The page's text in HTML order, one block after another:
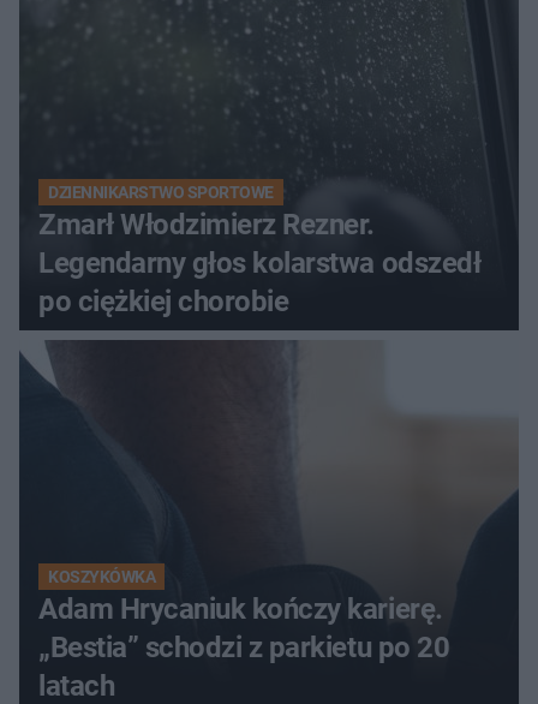
DZIENNIKARSTWO SPORTOWE
Zmarł Włodzimierz Rezner.
Legendarny głos kolarstwa odszedł
po ciężkiej chorobie
KOSZYKÓWKA
Adam Hrycaniuk kończy karierę.
„Bestia” schodzi z parkietu po 20
latach